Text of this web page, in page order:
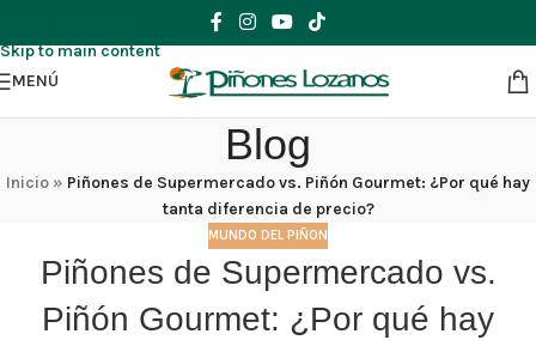
Skip to main content
MENÚ
Blog
Inicio » Piñones de Supermercado vs. Piñón Gourmet: ¿Por qué hay
tanta diferencia de precio?
MUNDO DEL PIÑON
Piñones de Supermercado vs.
Piñón Gourmet: ¿Por qué hay